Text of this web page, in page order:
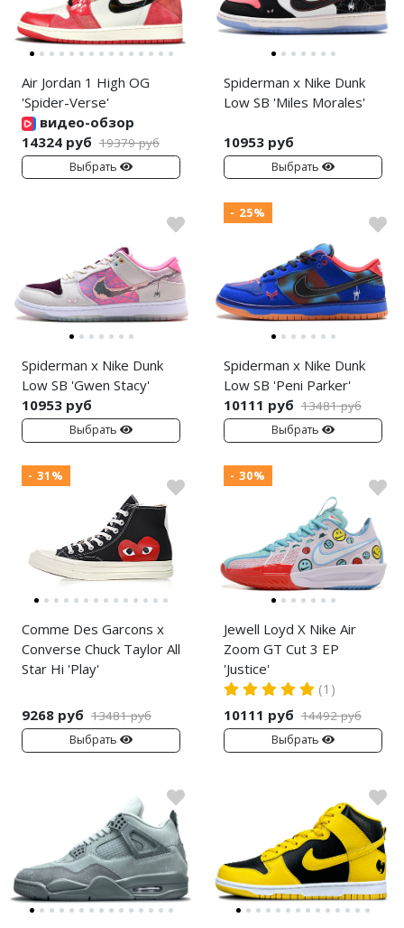
Air Jordan 1 High OG
'Spider-Verse'
видео-обзор
14324 руб 19379 руб
Выбрать
Spiderman x Nike Dunk
Low SB 'Miles Morales'
10953 руб
Выбрать
Spiderman x Nike Dunk
Low SB 'Gwen Stacy'
10953 руб
Выбрать
- 25%
Spiderman x Nike Dunk
Low SB 'Peni Parker'
10111 руб 13481 руб
Выбрать
- 31%
Comme Des Garcons x
Converse Chuck Taylor All
Star Hi 'Play'
9268 руб 13481 руб
Выбрать
- 30%
Jewell Loyd X Nike Air
Zoom GT Cut 3 EP
'Justice'
(1)
10111 руб 14492 руб
Выбрать